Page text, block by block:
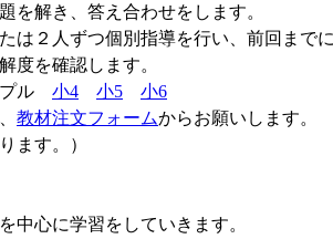
を解き、答え合わせをします。
は２人ずつ個別指導を行い、前回まで
度を確認します。
ル 小4 小5
小6
教材注文フォームからお願いします。
ます。）
中心に学習をしていきます。